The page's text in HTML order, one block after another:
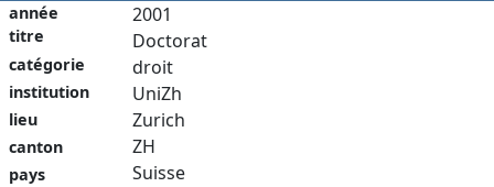
année
titre
catégorie
institution
lieu
canton
pays
2001
Doctorat
droit
UniZh
Zurich
ZH
Suisse